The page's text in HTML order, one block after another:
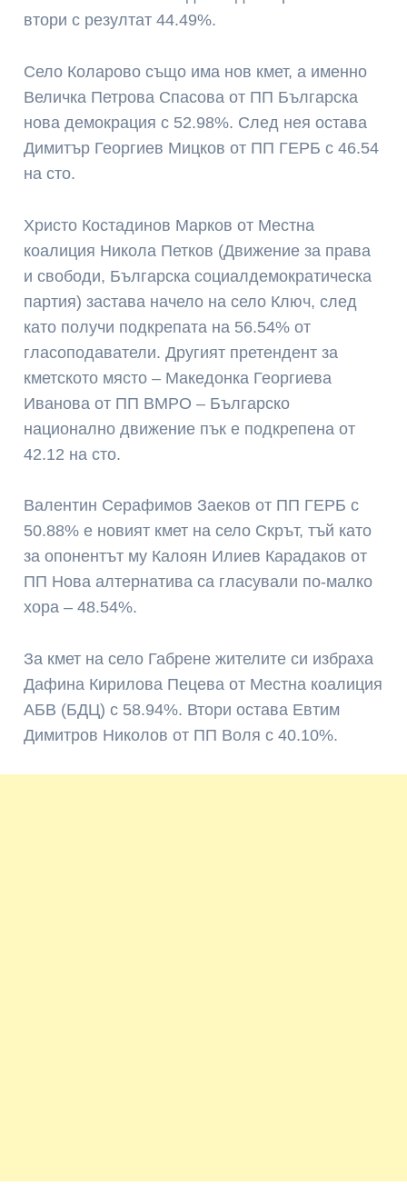
втори с резултат 44.49%.
Село Коларово също има нов кмет, а именно
Величка Петрова Спасова от ПП Българска
нова демокрация с 52.98%. След нея остава
Димитър Георгиев Мицков от ПП ГЕРБ с 46.54
на сто.
Христо Костадинов Марков от Местна
коалиция Никола Петков (Движение за права
и свободи, Българска социалдемократическа
партия) застава начело на село Ключ, след
като получи подкрепата на 56.54% от
гласоподаватели. Другият претендент за
кметското място – Македонка Георгиева
Иванова от ПП ВМРО – Българско
национално движение пък е подкрепена от
42.12 на сто.
Валентин Серафимов Заеков от ПП ГЕРБ с
50.88% е новият кмет на село Скрът, тъй като
за опонентът му Калоян Илиев Карадаков от
ПП Нова алтернатива са гласували по-малко
хора – 48.54%.
За кмет на село Габрене жителите си избраха
Дафина Кирилова Пецева от Местна коалиция
АБВ (БДЦ) с 58.94%. Втори остава Евтим
Димитров Николов от ПП Воля с 40.10%.